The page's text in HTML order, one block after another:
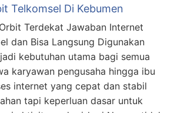
Telkomsel Di Kebumen
Terdekat Jawaban Internet
dan Bisa Langsung Digunakan
kebutuhan utama bagi semua
karyawan pengusaha hingga ibu
internet yang cepat dan stabil
tapi keperluan dasar untuk